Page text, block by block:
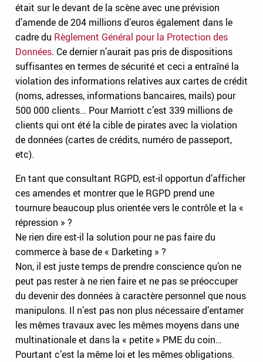
était sur le devant de la scène avec une prévision
d’amende de 204 millions d’euros également dans le
cadre du Règlement Général pour la Protection des
Données. Ce dernier n’aurait pas pris de dispositions
suffisantes en termes de sécurité et ceci a entraîné la
violation des informations relatives aux cartes de crédit
(noms, adresses, informations bancaires, mails) pour
500 000 clients… Pour Marriott c’est 339 millions de
clients qui ont été la cible de pirates avec la violation
de données (cartes de crédits, numéro de passeport,
etc).
En tant que consultant RGPD, est-il opportun d’afficher
ces amendes et montrer que le RGPD prend une
tournure beaucoup plus orientée vers le contrôle et la «
répression » ?
Ne rien dire est-il la solution pour ne pas faire du
commerce à base de « Darketing » ?
Non, il est juste temps de prendre conscience qu’on ne
peut pas rester à ne rien faire et ne pas se préoccuper
du devenir des données à caractère personnel que nous
manipulons. Il n’est pas non plus nécessaire d’entamer
les mêmes travaux avec les mêmes moyens dans une
multinationale et dans la « petite » PME du coin…
Pourtant c’est la même loi et les mêmes obligations.